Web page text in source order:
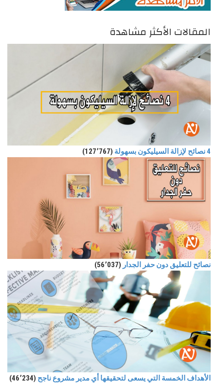
المقالات الأكثر مشاهدة
4 نصائح لإزالة السيليكون بسهولة (127٬767)
نصائح للتعليق دون حفر الجدار (56٬037)
الأهداف الخمسة التي يسعى لتحقيقها أي مدير مشروع ناجح (46٬234)